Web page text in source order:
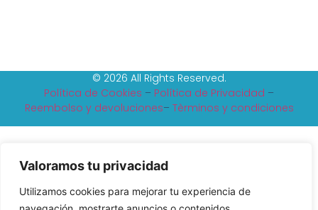
Valoramos tu privacidad
Utilizamos cookies para mejorar tu experiencia de
© 2026 All Rights Reserved.
Política de Cookies – Política de Privacidad –
Reembolso y devoluciones– Tèrminos y condiciones